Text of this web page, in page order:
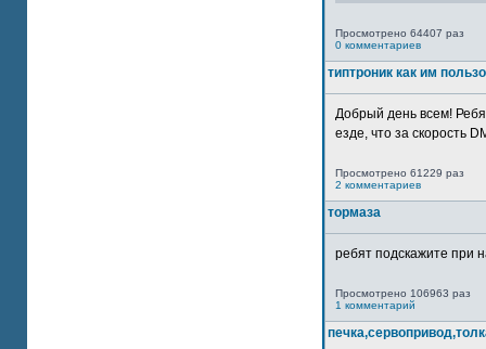
Просмотрено 64407 раз
0 комментариев
типтроник как им
Добрый день всем!
езде, что за скорость
Просмотрено 61229 раз
2 комментариев
тормаза
ребят подскажите при
Просмотрено 106963 раз
1 комментарий